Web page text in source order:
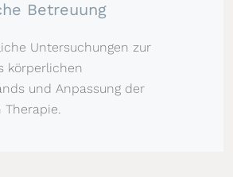
Betreuung
Untersuchungen zur
körperlichen
und Anpassung der